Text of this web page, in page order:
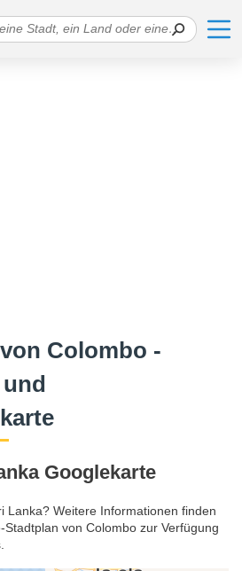
Colombo -
Googlekarte
Lanka? Weitere Informationen finden
von Colombo zur Verfügung